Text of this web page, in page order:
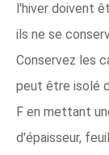
l'hiver doivent
ils ne se
Conservez les
peut être isolé
F en mettant
d'épaisseur,